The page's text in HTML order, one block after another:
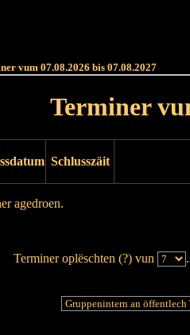
vum 07.08.2026 bis 07.08.2027
Terminer
Schlusszäit
agedroen.
Terminer oplëschten (?) vun .